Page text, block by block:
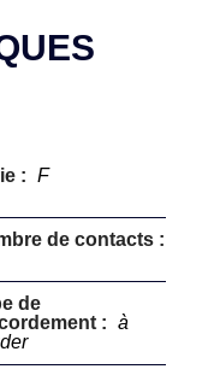
: F
de contacts :
de
: à